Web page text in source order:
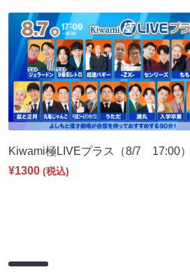
Kiwami極LIVEプラス（8/7 17:00）
¥1300 (税込)